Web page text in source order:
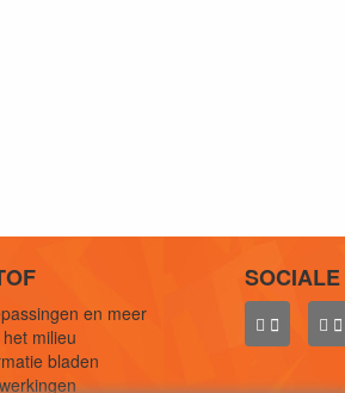
en meer
milieu
bladen